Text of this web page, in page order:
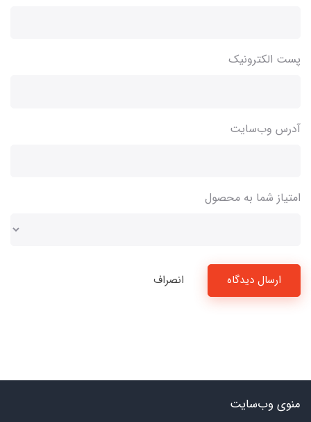
پست الکترونیک
آدرس وب‌سایت
امتیاز شما به محصول
ارسال دیدگاه انصراف
منوی وب‌سایت